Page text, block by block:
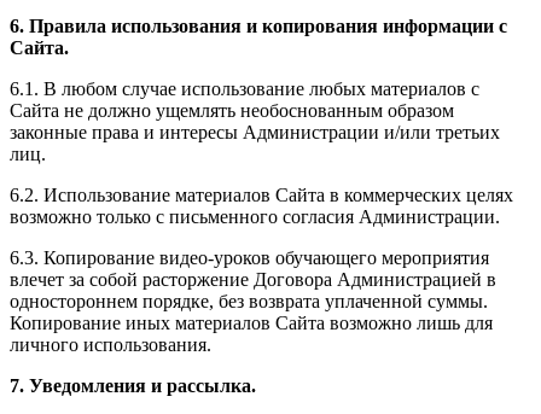
6. Правила использования и копирования информации с
Сайта.
6.1. В любом случае использование любых материалов с
Сайта не должно ущемлять необоснованным образом
законные права и интересы Администрации и/или третьих
лиц.
6.2. Использование материалов Сайта в коммерческих целях
возможно только с письменного согласия Администрации.
6.3. Копирование видео-уроков обучающего мероприятия
влечет за собой расторжение Договора Администрацией в
одностороннем порядке, без возврата уплаченной суммы.
Копирование иных материалов Сайта возможно лишь для
личного использования.
7. Уведомления и рассылка.